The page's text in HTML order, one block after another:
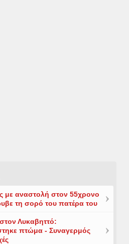
με αναστολή στον 55χρονο
τη σορό του πατέρα του
Λυκαβηττό:
πτώμα - Συναγερμός